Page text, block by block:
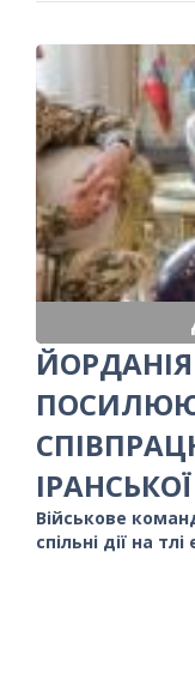
ІРАНСЬКОЇ
Військове
спільні дії на тлі